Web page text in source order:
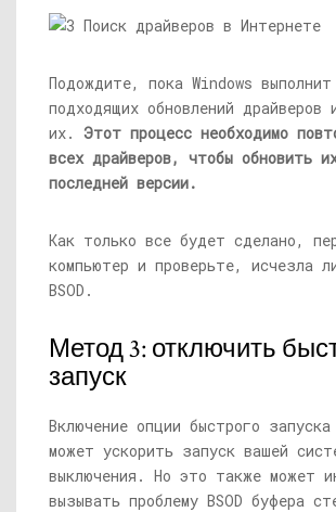
Подождите, пока Windows
подходящих обновлений драйверов
их. Этот процесс необходимо
всех драйверов, чтобы обновить
последней версии.
Как только все будет сделано,
компьютер и проверьте, исчезла
BSOD.
Метод 3: отключить
запуск
Включение опции быстрого запуска
может ускорить запуск вашей
выключения. Но это также может
вызывать проблему BSOD буфера